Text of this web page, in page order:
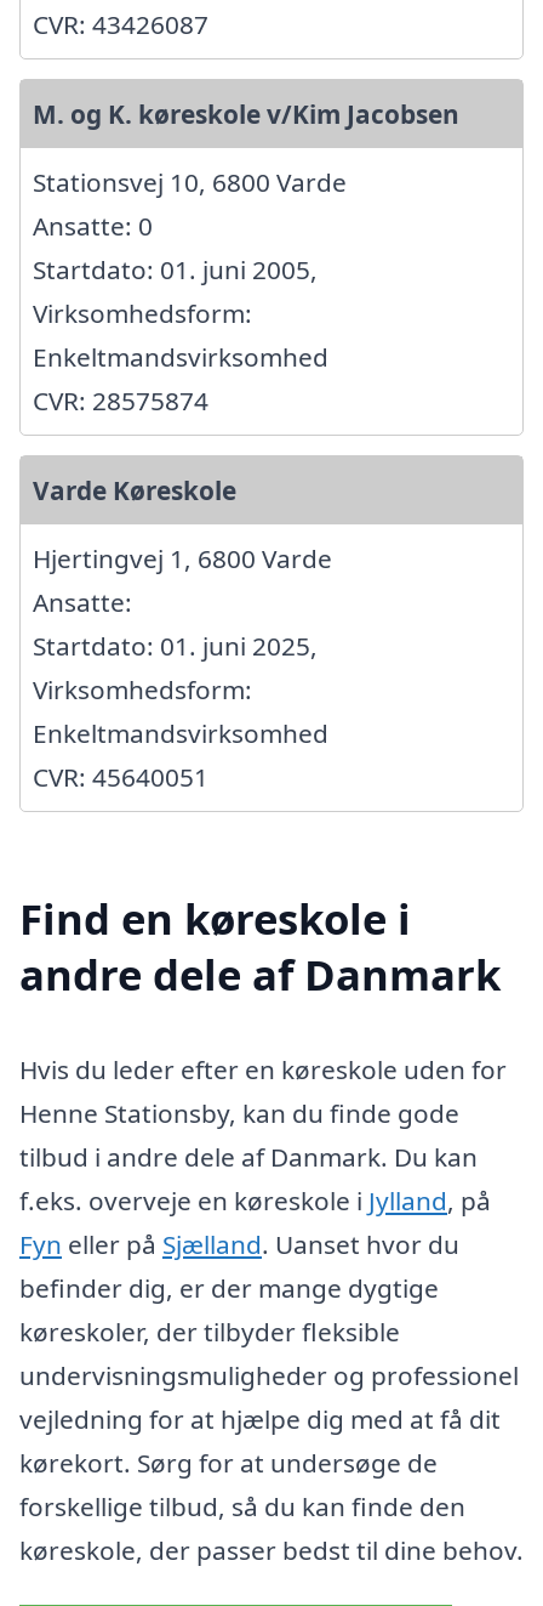
CVR: 43426087
M. og K. køreskole v/Kim Jacobsen
Stationsvej 10, 6800 Varde
Ansatte: 0
Startdato: 01. juni 2005,
Virksomhedsform:
Enkeltmandsvirksomhed
CVR: 28575874
Varde Køreskole
Hjertingvej 1, 6800 Varde
Ansatte:
Startdato: 01. juni 2025,
Virksomhedsform:
Enkeltmandsvirksomhed
CVR: 45640051
Find en køreskole i
andre dele af Danmark
Hvis du leder efter en køreskole uden for
Henne Stationsby, kan du finde gode
tilbud i andre dele af Danmark. Du kan
f.eks. overveje en køreskole i Jylland, på
Fyn eller på Sjælland. Uanset hvor du
befinder dig, er der mange dygtige
køreskoler, der tilbyder fleksible
undervisningsmuligheder og professionel
vejledning for at hjælpe dig med at få dit
kørekort. Sørg for at undersøge de
forskellige tilbud, så du kan finde den
køreskole, der passer bedst til dine behov.